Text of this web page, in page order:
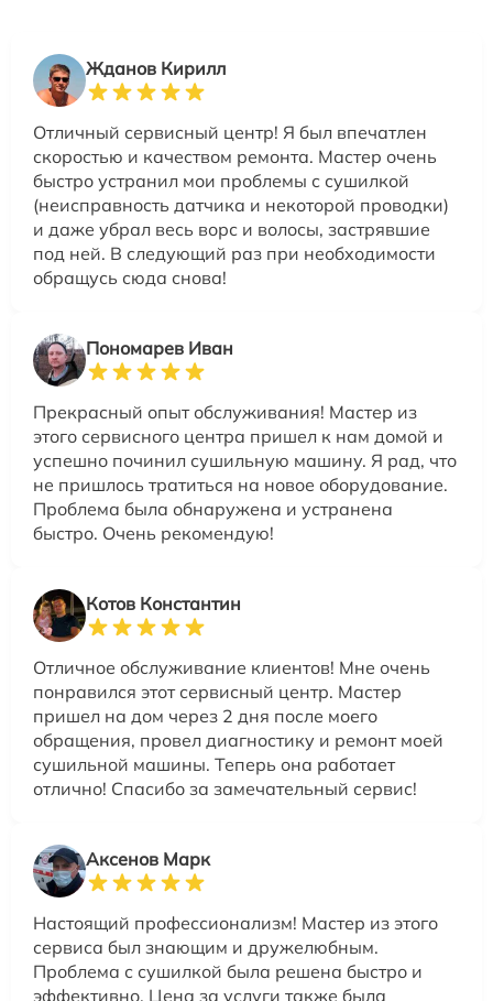
Жданов Кирилл
Отличный сервисный центр! Я был впечатлен
скоростью и качеством ремонта. Мастер очень
быстро устранил мои проблемы с сушилкой
(неисправность датчика и некоторой проводки)
и даже убрал весь ворс и волосы, застрявшие
под ней. В следующий раз при необходимости
обращусь сюда снова!
Пономарев Иван
Прекрасный опыт обслуживания! Мастер из
этого сервисного центра пришел к нам домой и
успешно починил сушильную машину. Я рад, что
не пришлось тратиться на новое оборудование.
Проблема была обнаружена и устранена
быстро. Очень рекомендую!
Котов Константин
Отличное обслуживание клиентов! Мне очень
понравился этот сервисный центр. Мастер
пришел на дом через 2 дня после моего
обращения, провел диагностику и ремонт моей
сушильной машины. Теперь она работает
отлично! Спасибо за замечательный сервис!
Аксенов Марк
Настоящий профессионализм! Мастер из этого
сервиса был знающим и дружелюбным.
Проблема с сушилкой была решена быстро и
эффективно. Цена за услуги также была